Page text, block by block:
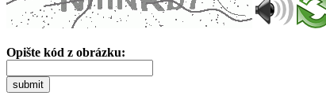
Opište kód z obrázku:
submit